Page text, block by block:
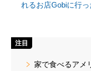
れるお店Gobiに行っ
注目
家で食べるアメ